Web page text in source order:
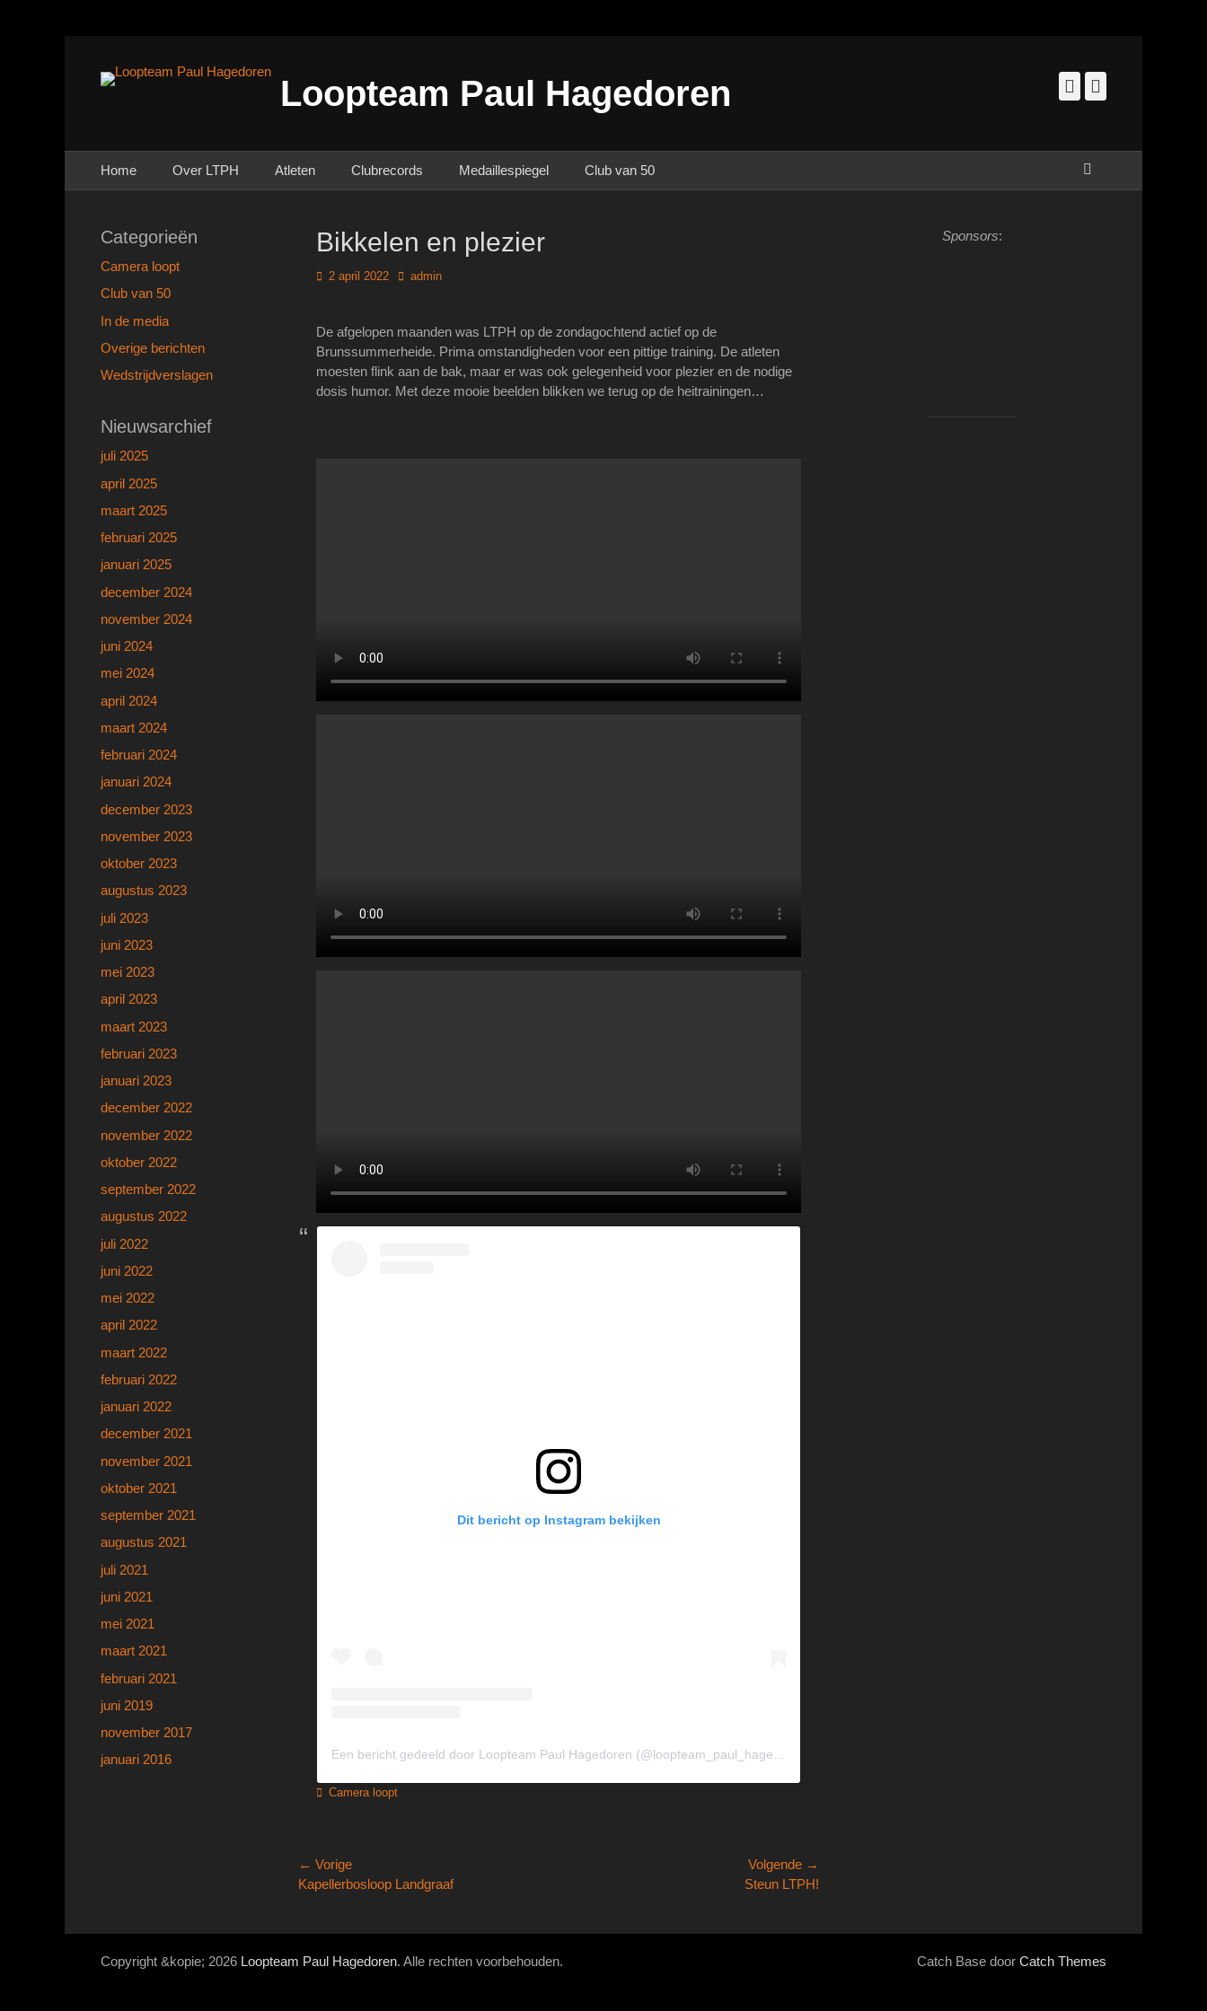
Loopteam Paul Hagedoren Facebook
Primair menu
naar
Home Over LTPH Atleten Clubrecords Medaillespiegel Club van 50
Bikkelen en plezier
Geplaatst
2 april 2022 Author
admin
De afgelopen maanden was LTPH op de zondagochtend actief op de
Brunssummerheide. Prima omstandigheden voor een pittige training. De atleten
moesten flink aan de bak, maar er was ook gelegenheid voor plezier en de nodige
dosis humor. Met deze mooie beelden blikken we terug op de heitrainingen…
Dit bericht op Instagram bekijken
Een bericht gedeeld door Loopteam Paul Hagedoren (@loopteam_paul_hagedoren)
Categorieën
Camera loopt
Bericht
navigatie
← Vorige
Vorig
Kapellerbosloop Landgraaf
Volgende →
Steun LTPH!
Sponsors:
Categorieën
Camera loopt
Club van 50
In de media
Overige berichten
Wedstrijdverslagen
Nieuwsarchief
juli 2025
april 2025
maart 2025
februari 2025
januari 2025
december 2024
november 2024
juni 2024
mei 2024
april 2024
maart 2024
februari 2024
januari 2024
december 2023
november 2023
oktober 2023
augustus 2023
juli 2023
juni 2023
mei 2023
april 2023
maart 2023
februari 2023
januari 2023
december 2022
november 2022
oktober 2022
september 2022
augustus 2022
juli 2022
juni 2022
mei 2022
april 2022
maart 2022
februari 2022
januari 2022
december 2021
november 2021
oktober 2021
september 2021
augustus 2021
juli 2021
juni 2021
mei 2021
maart 2021
februari 2021
juni 2019
november 2017
januari 2016
Copyright &kopie; 2026 Loopteam Paul Hagedoren. Alle rechten voorbehouden. Catch Base door Catch Themes